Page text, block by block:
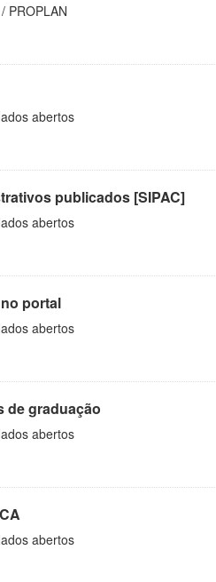
PROPLAN
abertos
publicados [SIPAC]
abertos
portal
abertos
de graduação
abertos
abertos